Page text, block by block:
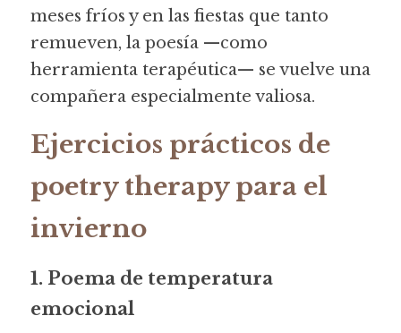
meses fríos y en las fiestas que tanto
remueven, la poesía —como
herramienta terapéutica— se vuelve una
compañera especialmente valiosa.
Ejercicios prácticos de
poetry therapy para el
invierno
1. Poema de temperatura
emocional